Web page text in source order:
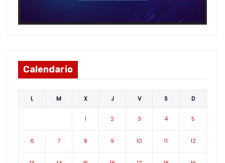
Calendario
L M X J V S D
1 2 3 4 5
6 7 8 9 10 11 12